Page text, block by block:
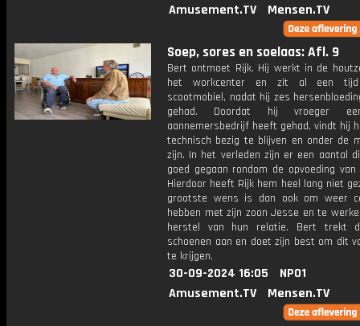
Amusement.TV
Mensen.TV
Soep, sores en soelaas: Afl. 9
Bert ontmoet Rijk. Hij werkt in de
het workcenter en zit al een
scootmobiel, nadat hij zes
gehad. Doordat hij vroeger
aannemersbedrijf heeft gehad, vindt hij
technisch bezig te blijven en onder de
zijn. In het verleden zijn er een aantal
goed gegaan rondom de opvoeding van
Hierdoor heeft Rijk hem heel lang niet
grootste wens is dan ook om weer
hebben met zijn zoon Jesse en te
herstel van hun relatie. Bert trekt
schoenen aan en doet zijn best om dit
te krijgen.
30-09-2024 16:05
NPO1
Amusement.TV
Mensen.TV